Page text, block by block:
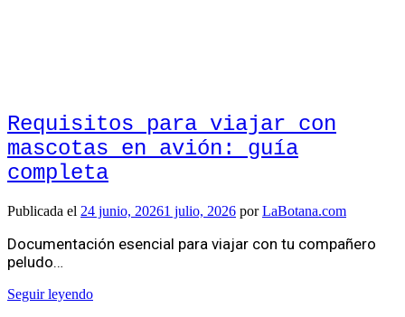
Requisitos para viajar con
mascotas en avión: guía
completa
Publicada el 24 junio, 20261 julio, 2026 porLaBotana.com
Documentación esencial para viajar con tu compañero
peludo…
Seguir leyendo